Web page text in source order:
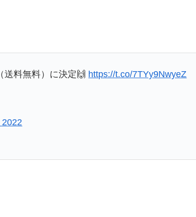
送料無料）に決定🙌 https://t.co/7TYy9NwyeZ